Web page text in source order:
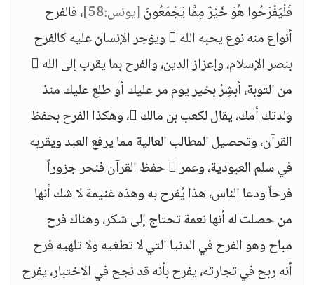
فَلْيَفْرَحُوا هُوَ خَيْرٌ مِمَّا يَجْمَعُونَ[يونس:58]
، فالفرح
أنواع منه نوع يحبه الله  ويؤجر الإنسان عليه كالفرح
بنصر الإسلام، وإعزاز الدين، والفرح بما يقرب إلى الله 
من التوبة، أبشِرْ بخير يوم مر عليك أو طلع عليك منذ
ولدتك أمك، يقال لكعب بن مالك ، وهكذا الفرح بحفظ
القرآن، وتحصيل المطالب العالية مما يرفع العبد ويقربه
في سلم العبودية، وعمر  حفظ القرآن فنحر جزوراً
فرحاً ودعا الناس، هذا يُفرح به وهذه غنيمة لا شك أنها
من حصلت له أنها نعمة تحتاج إلى شكر، وهناك فرح
مباح وهو الفرح في الدنيا التي لا تطغيه ولا تلهيه فرح
أنه ربح في تجارته، يفرح بأنه قد نجح في الاختبار، يفرح